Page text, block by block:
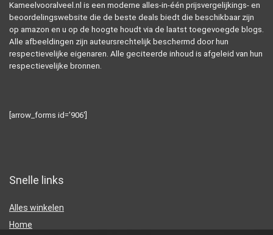
Kameelvooralveel.nl is een moderne alles-in-één prijsvergelijkings- en
beoordelingswebsite die de beste deals biedt die beschikbaar zijn
op amazon en u op de hoogte houdt via de laatst toegevoegde blogs.
Alle afbeeldingen zijn auteursrechtelijk beschermd door hun
respectievelijke eigenaren. Alle geciteerde inhoud is afgeleid van hun
respectievelijke bronnen.
[arrow_forms id=’906′]
Snelle links
Alles winkelen
Home